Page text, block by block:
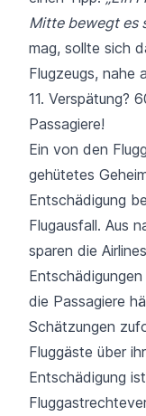
Mitte bewegt es
mag, sollte sich
Flugzeugs, nahe
11. Verspätung?
Passagiere!
Ein von den
gehütetes
Entschädigung
Flugausfall. Aus
sparen die
die Passagiere
Schätzungen
Fluggäste über
Entschädigung